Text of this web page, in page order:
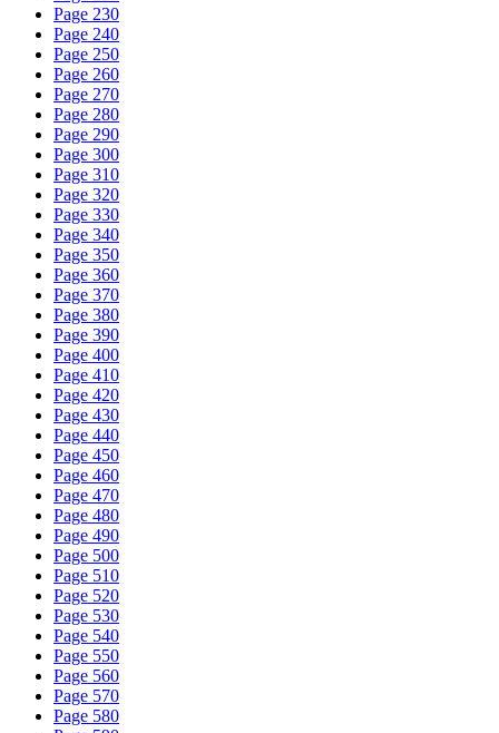
Page 230
Page 240
Page 250
Page 260
Page 270
Page 280
Page 290
Page 300
Page 310
Page 320
Page 330
Page 340
Page 350
Page 360
Page 370
Page 380
Page 390
Page 400
Page 410
Page 420
Page 430
Page 440
Page 450
Page 460
Page 470
Page 480
Page 490
Page 500
Page 510
Page 520
Page 530
Page 540
Page 550
Page 560
Page 570
Page 580